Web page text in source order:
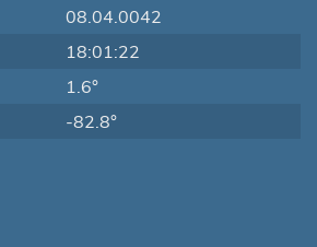
08.04.0042
18:01:22
1.6°
-82.8°